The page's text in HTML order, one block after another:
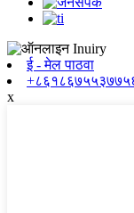
ई - मेल पाठवा
x